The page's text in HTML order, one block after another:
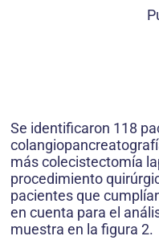
Se identificaron 118
más colecistectomía
procedimiento
pacientes que
en cuenta para el
muestra en la figura 2.